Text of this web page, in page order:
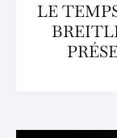
LE